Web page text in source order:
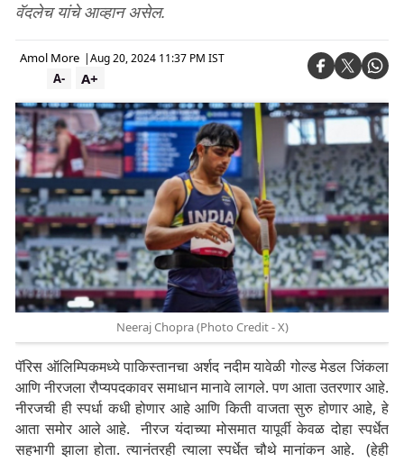
वॅदलेच यांचे आव्हान असेल.
Amol More |Aug 20, 2024 11:37 PM IST
A+
A-
Neeraj Chopra (Photo Credit - X)
पॅरिस ऑलिम्पिकमध्ये पाकिस्तानचा अर्शद नदीम यावेळी गोल्ड मेडल जिंकला
आणि नीरजला रौप्यपदकावर समाधान मानावे लागले. पण आता उतरणार आहे.
नीरजची ही स्पर्धा कधी होणार आहे आणि किती वाजता सुरु होणार आहे, हे
आता समोर आले आहे. नीरज यंदाच्या मोसमात यापूर्वी केवळ दोहा स्पर्धेत
सहभागी झाला होता. त्यानंतरही त्याला स्पर्धेत चौथे मानांकन आहे. (हेही